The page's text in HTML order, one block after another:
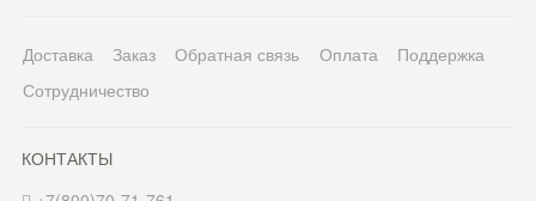
Доставка Заказ Обратная связь Оплата
Поддержка
Сотрудничество
КОНТАКТЫ